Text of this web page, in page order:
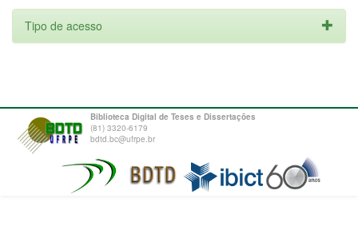
Tipo de acesso
Biblioteca Digital de Teses e Dissertações
(81) 3320-6179
bdtd.bc@ufrpe.br